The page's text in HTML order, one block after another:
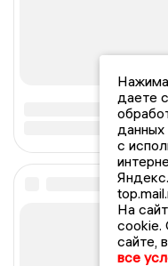
даете
данных
с
На
cookie.
сайте,
все